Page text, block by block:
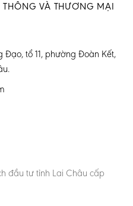
THÔNG VÀ THƯƠNG MẠI
tổ 11, phường Đoàn Kết,
đầu tư tỉnh Lai Châu cấp